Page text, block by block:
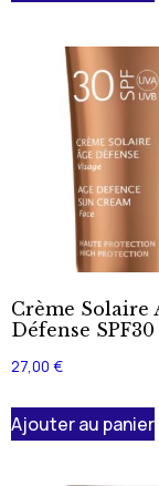
Crème Solaire
Défense SPF30
27,00 €
Ajouter au panier